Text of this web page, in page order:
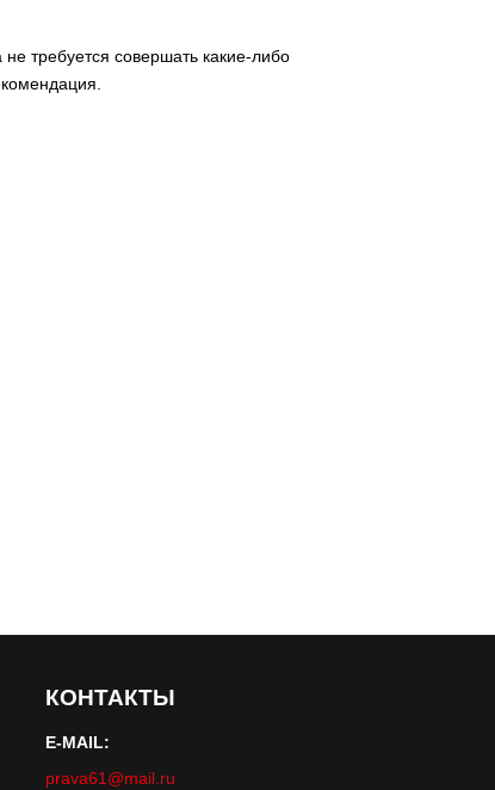
требуется совершать какие-либо
КОНТАКТЫ
E-MAIL:
prava61@mail.ru